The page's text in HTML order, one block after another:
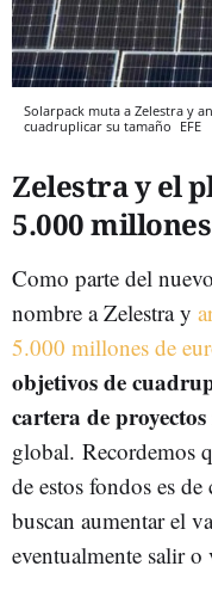
Solarpack muta a Zelestra y
cuadruplicar su tamaño EFE
Zelestra y el
5.000
Como parte del
nombre a Zelestra y
5.000 millones de
objetivos de
cartera de proyectos
global. Recordemos
de estos fondos es
buscan aumentar el
eventualmente salir o